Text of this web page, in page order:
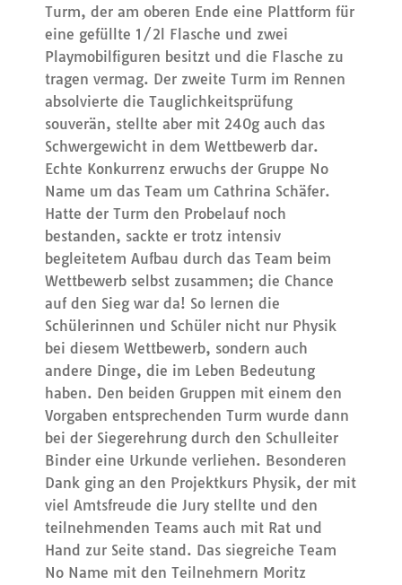
Turm, der am oberen Ende eine Plattform für
eine gefüllte 1/2l Flasche und zwei
Playmobilfiguren besitzt und die Flasche zu
tragen vermag. Der zweite Turm im Rennen
absolvierte die Tauglichkeitsprüfung
souverän, stellte aber mit 240g auch das
Schwergewicht in dem Wettbewerb dar.
Echte Konkurrenz erwuchs der Gruppe No
Name um das Team um Cathrina Schäfer.
Hatte der Turm den Probelauf noch
bestanden, sackte er trotz intensiv
begleitetem Aufbau durch das Team beim
Wettbewerb selbst zusammen; die Chance
auf den Sieg war da! So lernen die
Schülerinnen und Schüler nicht nur Physik
bei diesem Wettbewerb, sondern auch
andere Dinge, die im Leben Bedeutung
haben. Den beiden Gruppen mit einem den
Vorgaben entsprechenden Turm wurde dann
bei der Siegerehrung durch den Schulleiter
Binder eine Urkunde verliehen. Besonderen
Dank ging an den Projektkurs Physik, der mit
viel Amtsfreude die Jury stellte und den
teilnehmenden Teams auch mit Rat und
Hand zur Seite stand. Das siegreiche Team
No Name mit den Teilnehmern Moritz